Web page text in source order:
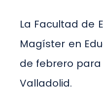
La Facultad de
Magíster en
de febrero
Valladolid.